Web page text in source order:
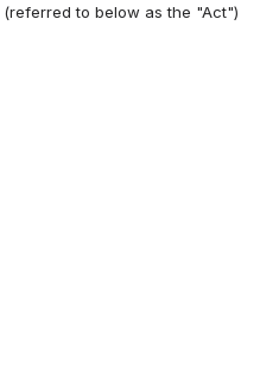
(referred to below as the "Act")